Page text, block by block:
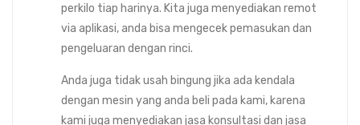
perkilo tiap harinya. Kita juga menyediakan remot
via aplikasi, anda bisa mengecek pemasukan dan
pengeluaran dengan rinci.
Anda juga tidak usah bingung jika ada kendala
dengan mesin yang anda beli pada kami, karena
kami juga menyediakan jasa konsultasi dan jasa